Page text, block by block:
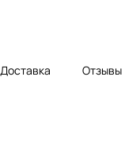
Доставка Отзывы